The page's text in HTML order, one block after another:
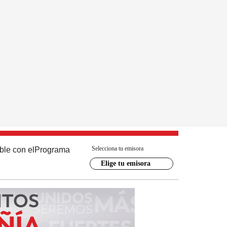
con el Programa Selecciona tu emisora
Elige tu emisora